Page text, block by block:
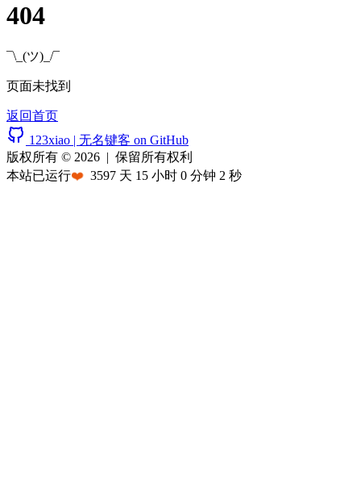
404
¯\_(ツ)_/¯
页面未找到
返回首页
123xiao | 无名键客 on GitHub
版权所有 © 2026 | 保留所有权利
本站已运行❤️ 3597 天 15 小时 0 分钟 2 秒